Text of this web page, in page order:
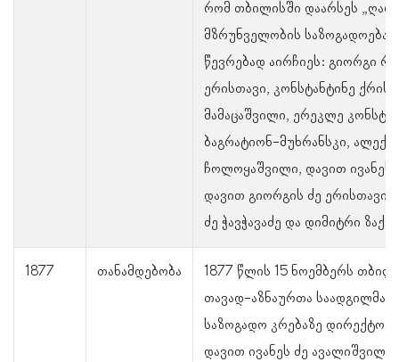
რომ თბილისში დაარსეს
მზრუნველობის
წევრებად აირჩიეს: გიორგი
ერისთავი, კონსტანტინე
მამაცაშვილი, ერეკლე
ბაგრატიონ-მუხრანსკი,
ჩოლოყაშვილი, დავით ივანეს
დავით გიორგის ძე
ძე ჭავჭავაძე და დიმიტრი
1877 თანამდებობა
1877 წლის 15 ნოემბერს
თავად-აზნაურთა
საზოგადო კრებაზე
დავით ივანეს ძე ავალიშვილი.